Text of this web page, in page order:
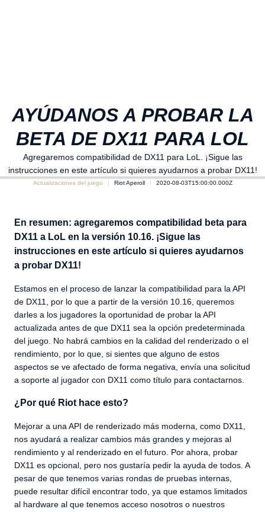
AYÚDANOS A PROBAR LA
BETA DE DX11 PARA LOL
Agregaremos compatibilidad de DX11 para LoL. ¡Sigue las
instrucciones en este artículo si quieres ayudarnos a probar DX11!
Actualizaciones del juego Riot Aperoll 2020-08-03T15:00:00.000Z
En resumen: agregaremos compatibilidad beta para
DX11 a LoL en la versión 10.16. ¡Sigue las
instrucciones en este artículo si quieres ayudarnos
a probar DX11!
Estamos en el proceso de lanzar la compatibilidad para la API
de DX11, por lo que a partir de la versión 10.16, queremos
darles a los jugadores la oportunidad de probar la API
actualizada antes de que DX11 sea la opción predeterminada
del juego. No habrá cambios en la calidad del renderizado o el
rendimiento, por lo que, si sientes que alguno de estos
aspectos se ve afectado de forma negativa, envía una solicitud
a soporte al jugador con DX11 como título para contactarnos.
¿Por qué Riot hace esto?
Mejorar a una API de renderizado más moderna, como DX11,
nos ayudará a realizar cambios más grandes y mejoras al
rendimiento y al renderizado en el futuro. Por ahora, probar
DX11 es opcional, pero nos gustaría pedir la ayuda de todos. A
pesar de que tenemos varias rondas de pruebas internas,
puede resultar difícil encontrar todo, ya que estamos limitados
al hardware al que tenemos acceso nosotros o nuestros